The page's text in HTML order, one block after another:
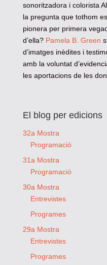
sonoritzadora i colorista
la pregunta que tothom
pionera per primera
d’ella? Pamela B. Green
d’imatges inèdites i
amb la voluntat
les aportacions de les
El blog per edicions
32a Mostra
Programació
31a Mostra
Programació
30a Mostra
Entrevistes
Programes
29a Mostra
Entrevistes
Programes